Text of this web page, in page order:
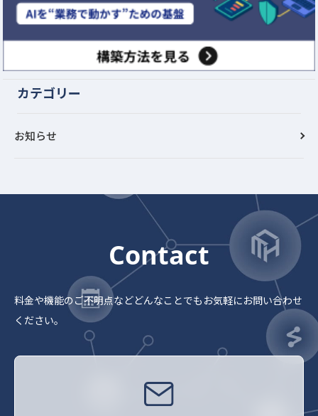
カテゴリー
お知らせ
Contact
料金や機能のご不明点などどんなことでもお気軽にお問い合わせ
ください。